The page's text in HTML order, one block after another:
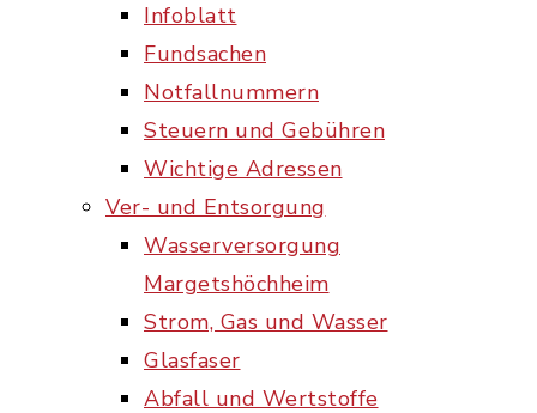
Infoblatt
Fundsachen
Notfallnummern
Steuern und Gebühren
Wichtige Adressen
Ver- und Entsorgung
Wasserversorgung
Margetshöchheim
Strom, Gas und Wasser
Glasfaser
Abfall und Wertstoffe